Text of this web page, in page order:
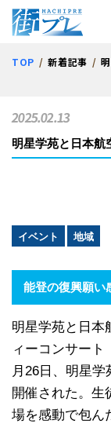
TOP 新着記事 明
明星学苑と日本航
イベント 地域
2025.02.13
能登の復興願い
明星学苑と日本
ィーコンサート
月26日、明星
開催された。生
場を感動で包ん